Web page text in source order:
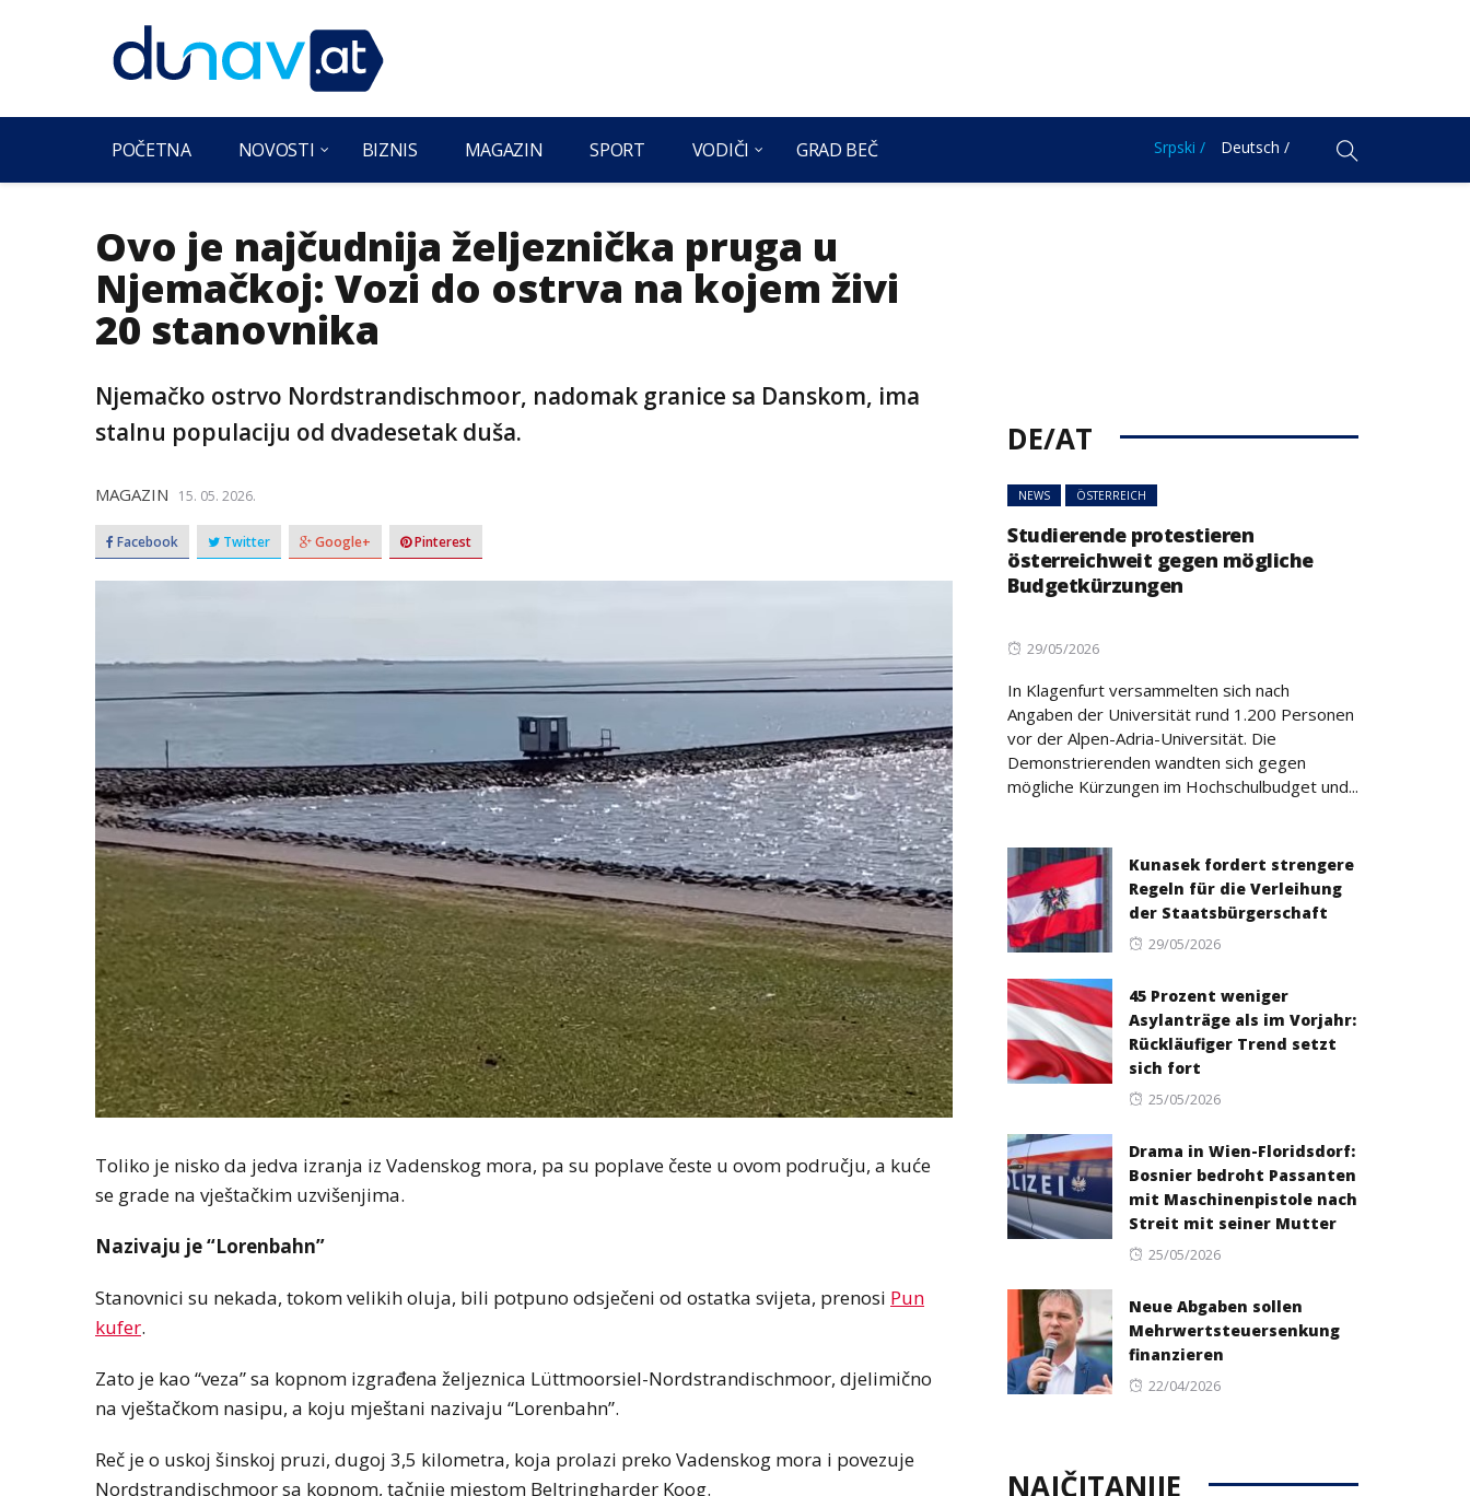
POČETNA NOVOSTI BIZNIS MAGAZIN SPORT VODIČI GRAD BEČ Srpski / Deutsch /
Ovo je najčudnija željeznička pruga u
Njemačkoj: Vozi do ostrva na kojem živi
20 stanovnika
Njemačko ostrvo Nordstrandischmoor, nadomak granice sa Danskom, ima
stalnu populaciju od dvadesetak duša.
MAGAZIN 15. 05. 2026.
Facebook Twitter Google+ Pinterest
Toliko je nisko da jedva izranja iz Vadenskog mora, pa su poplave česte u ovom području, a kuće
se grade na vještačkim uzvišenjima.
Nazivaju je “Lorenbahn”
Stanovnici su nekada, tokom velikih oluja, bili potpuno odsječeni od ostatka svijeta, prenosi Pun
kufer.
Zato je kao “veza” sa kopnom izgrađena željeznica Lüttmoorsiel-Nordstrandischmoor, djelimično
na vještačkom nasipu, a koju mještani nazivaju “Lorenbahn”.
Reč je o uskoj šinskoj pruzi, dugoj 3,5 kilometra, koja prolazi preko Vadenskog mora i povezuje
Nordstrandischmoor sa kopnom, tačnije mjestom Beltringharder Koog.
DE/AT
NEWS ÖSTERREICH
Studierende protestieren
österreichweit gegen mögliche
Budgetkürzungen
Posted
29/05/2026
In Klagenfurt versammelten sich nach
Angaben der Universität rund 1.200 Personen
vor der Alpen-Adria-Universität. Die
Demonstrierenden wandten sich gegen
mögliche Kürzungen im Hochschulbudget und...
Kunasek fordert strengere
Regeln für die Verleihung
der Staatsbürgerschaft
Posted
29/05/2026
45 Prozent weniger
Asylanträge als im Vorjahr:
Rückläufiger Trend setzt
sich fort
Posted
25/05/2026
Drama in Wien-Floridsdorf:
Bosnier bedroht Passanten
mit Maschinenpistole nach
Streit mit seiner Mutter
Posted
25/05/2026
Neue Abgaben sollen
Mehrwertsteuersenkung
finanzieren
Posted
22/04/2026
NAJČITANIJE